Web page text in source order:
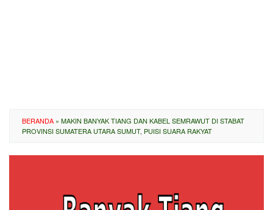
BERANDA » MAKIN BANYAK TIANG DAN KABEL SEMRAWUT DI STABAT
PROVINSI SUMATERA UTARA SUMUT, PUISI SUARA RAKYAT